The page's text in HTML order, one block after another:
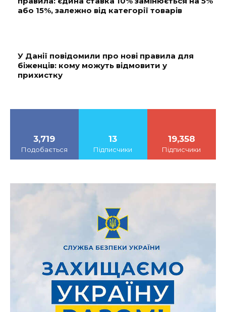
або 15%, залежно від категорії товарів
У Данії повідомили про нові правила для
біженців: кому можуть відмовити у
прихистку
3,719
Подобається
13
Підписчики
19,358
Підписчики